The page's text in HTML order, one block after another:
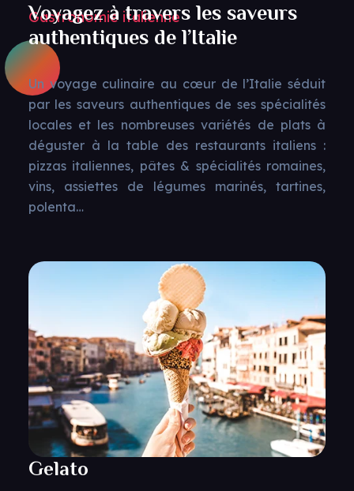
Gastronomie italienne
Voyagez à travers les saveurs
authentiques de l’Italie
Un voyage culinaire au cœur de l’Italie séduit
par les saveurs authentiques de ses spécialités
locales et les nombreuses variétés de plats à
déguster à la table des restaurants italiens :
pizzas italiennes, pâtes & spécialités romaines,
vins, assiettes de légumes marinés, tartines,
polenta…
Gelato